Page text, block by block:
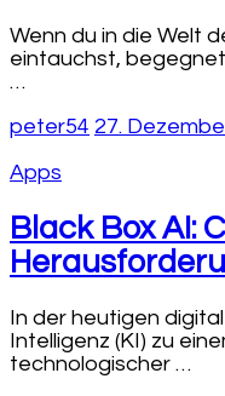
Wenn du in die Welt
eintauchst, begegnet
…
peter54 27.
Apps
Black Box AI:
In der heutigen
Intelligenz (KI) zu
technologischer …